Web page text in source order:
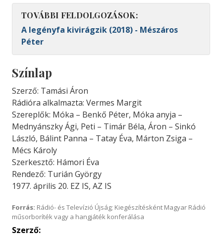
TOVÁBBI FELDOLGOZÁSOK:
A legényfa kivirágzik (2018) - Mészáros
Péter
Színlap
Szerző: Tamási Áron
Rádióra alkalmazta: Vermes Margit
Szereplők: Móka – Benkő Péter, Móka anyja –
Mednyánszky Ági, Peti – Timár Béla, Áron – Sinkó
László, Bálint Panna – Tatay Éva, Márton Zsiga –
Mécs Károly
Szerkesztő: Hámori Éva
Rendező: Turián György
1977. április 20. EZ IS, AZ IS
Forrás: Rádió- és Televízió Újság; Kiegészítésként Magyar Rádió
műsorboríték vagy a hangjáték konferálása
Szerző: